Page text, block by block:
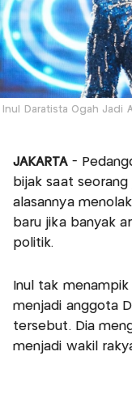
Inul Daratista Ogah Jadi
JAKARTA-
bijak saat
alasannya
baru jika banyak
politik.
Inul tak
menjadi anggota
tersebut. Dia
menjadi wakil